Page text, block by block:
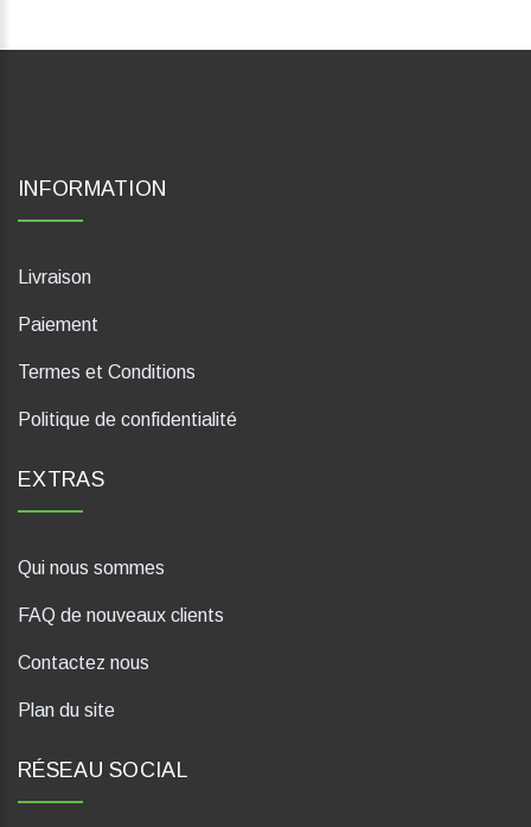
INFORMATION
Livraison
Paiement
Termes et Conditions
Politique de confidentialité
EXTRAS
Qui nous sommes
FAQ de nouveaux clients
Contactez nous
Plan du site
RÉSEAU SOCIAL